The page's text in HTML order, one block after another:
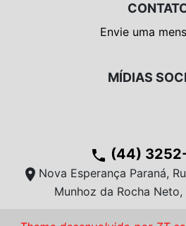
Envie uma
MÍDIAS
phone (44)
location_on Nova Esperança Paraná,
Munhoz da Rocha Neto,